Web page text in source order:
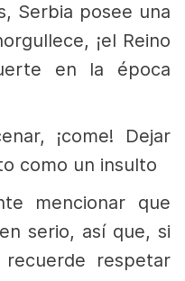
Serbia posee una
¡el Reino
en la época
¡come! Dejar
como un insulto
mencionar que
serio, así que, si
respetar